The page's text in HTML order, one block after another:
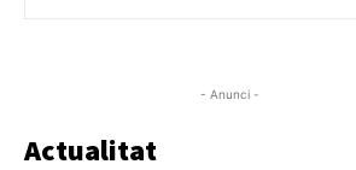
- Anunci -
Actualitat